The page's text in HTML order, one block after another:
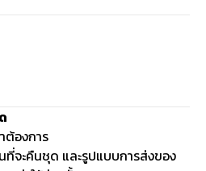
ต้องการ
ที่จะคืนชุด และรูปแบบการส่งของ